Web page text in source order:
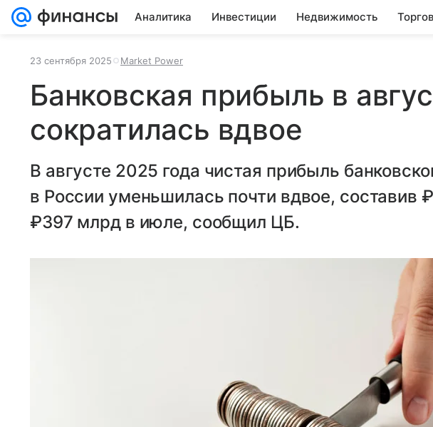
Аналитика Инвестиции Недвижимость
23 сентября 2025 Market Power
Банковская прибыль в
сократилась вдвое
В августе 2025 года чистая прибыль
в России уменьшилась почти вдвое, составив
₽397 млрд в июле, сообщил ЦБ.